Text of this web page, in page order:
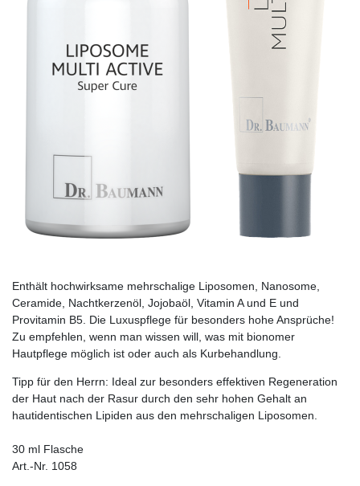
Enthält hochwirksame mehrschalige Liposomen, Nanosome,
Ceramide, Nachtkerzenöl, Jojobaöl, Vitamin A und E und
Provitamin B5. Die Luxuspflege für besonders hohe Ansprüche!
Zu empfehlen, wenn man wissen will, was mit bionomer
Hautpflege möglich ist oder auch als Kurbehandlung.
Tipp für den Herrn: Ideal zur besonders effektiven Regeneration
der Haut nach der Rasur durch den sehr hohen Gehalt an
hautidentischen Lipiden aus den mehrschaligen Liposomen.
30 ml Flasche
Art.-Nr. 1058